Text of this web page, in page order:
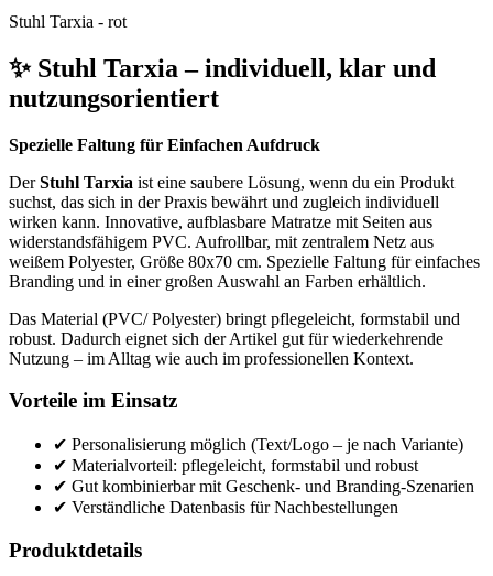
Stuhl Tarxia - rot
✨ Stuhl Tarxia – individuell, klar und
nutzungsorientiert
Spezielle Faltung für Einfachen Aufdruck
DerStuhl Tarxia ist eine saubere Lösung, wenn du ein Produkt
suchst, das sich in der Praxis bewährt und zugleich individuell
wirken kann. Innovative, aufblasbare Matratze mit Seiten aus
widerstandsfähigem PVC. Aufrollbar, mit zentralem Netz aus
weißem Polyester, Größe 80x70 cm. Spezielle Faltung für einfaches
Branding und in einer großen Auswahl an Farben erhältlich.
Das Material (PVC/ Polyester) bringt pflegeleicht, formstabil und
robust. Dadurch eignet sich der Artikel gut für wiederkehrende
Nutzung – im Alltag wie auch im professionellen Kontext.
Vorteile im Einsatz
✔ Personalisierung möglich (Text/Logo – je nach Variante)
✔ Materialvorteil: pflegeleicht, formstabil und robust
✔ Gut kombinierbar mit Geschenk- und Branding-Szenarien
✔ Verständliche Datenbasis für Nachbestellungen
Produktdetails